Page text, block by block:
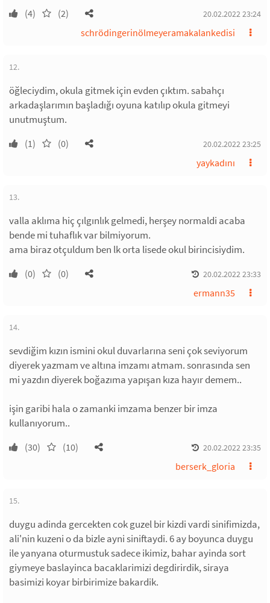
(4) (2) 20.02.2022 23:24
schrödingerinölmeyeramakalankedisi
12.
öğleciydim, okula gitmek için evden çıktım. sabahçı
arkadaşlarımın başladığı oyuna katılıp okula gitmeyi
unutmuştum.
(1) (0) 20.02.2022 23:25
yaykadını
13.
valla aklıma hiç çılgınlık gelmedi, herşey normaldi acaba
bende mi tuhaflık var bilmiyorum.
ama biraz otçuldum ben lk orta lisede okul birincisiydim.
(0) (0) 20.02.2022 23:33
ermann35
14.
sevdiğim kızın ismini okul duvarlarına seni çok seviyorum
diyerek yazmam ve altına imzamı atmam. sonrasında sen
mi yazdın diyerek boğazıma yapışan kıza hayır demem..
işin garibi hala o zamanki imzama benzer bir imza
kullanıyorum..
(30) (10) 20.02.2022 23:35
berserk_gloria
15.
duygu adinda gercekten cok guzel bir kizdi vardi sinifimizda,
ali'nin kuzeni o da bizle ayni siniftaydi. 6 ay boyunca duygu
ile yanyana oturmustuk sadece ikimiz, bahar ayinda sort
giymeye baslayinca bacaklarimizi degdirirdik, siraya
basimizi koyar birbirimize bakardik.